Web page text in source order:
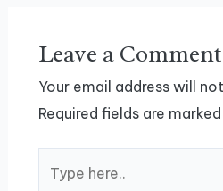
Leave a Comment
Your email address will
Required fields are marked